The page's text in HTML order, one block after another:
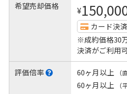
希望売却価格 ¥
カード決
※成約価格30
決済がご利用
評価倍率 60ヶ月以上 （
60ヶ月以上 （